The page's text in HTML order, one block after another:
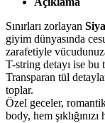
Sınırları zorlayan
giyim dünyasında
zarafetiyle
T-string detayı ise bu
Transparan tül
toplar.
Özel geceler,
body, hem